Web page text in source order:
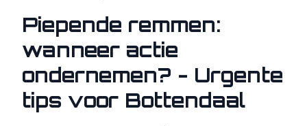
Piepende remmen:
wanneer actie
ondernemen? - Urgente
tips voor Bottendaal